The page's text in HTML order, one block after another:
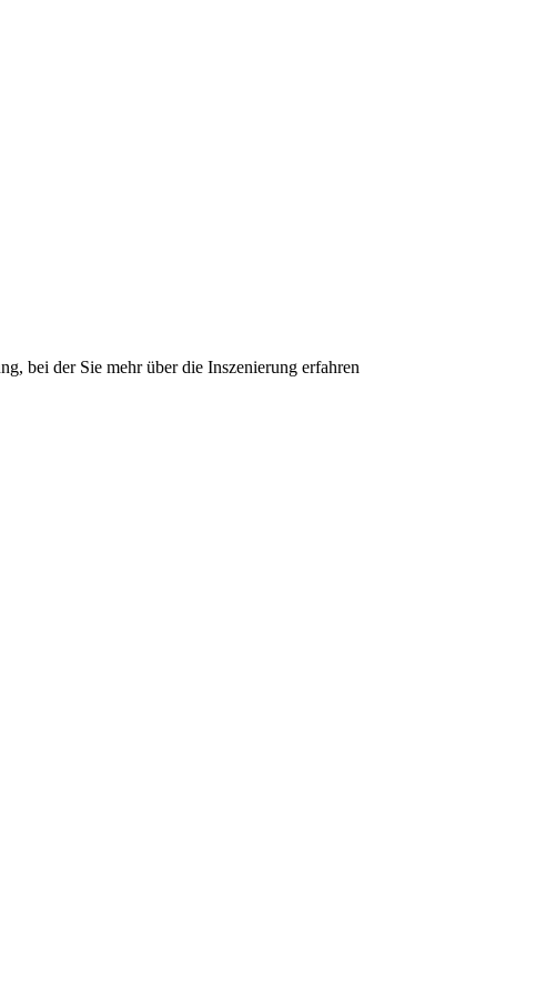
bei der Sie mehr über die Inszenierung erfahren